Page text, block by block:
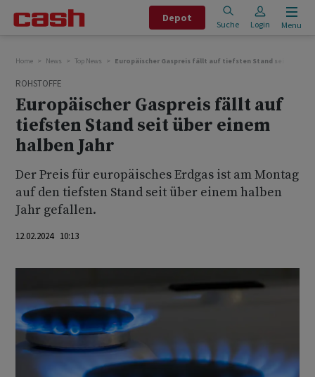
Depot
Suche Login Menu
Home News Top News Europäischer Gaspreis fällt auf tiefsten Stand seit über
ROHSTOFFE
Europäischer Gaspreis fällt auf
tiefsten Stand seit über einem
halben Jahr
Der Preis für europäisches Erdgas ist am Montag
auf den tiefsten Stand seit über einem halben
Jahr gefallen.
12.02.2024 10:13